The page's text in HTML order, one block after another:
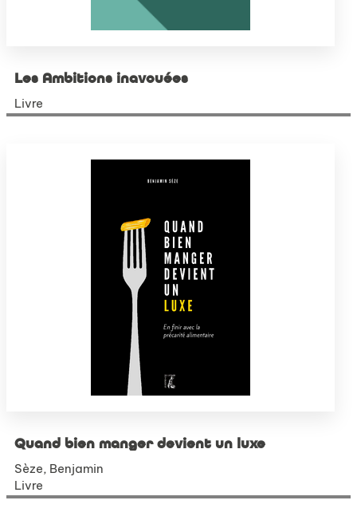
Les Ambitions inavouées
Livre
Quand bien manger devient un luxe
Sèze, Benjamin
Livre